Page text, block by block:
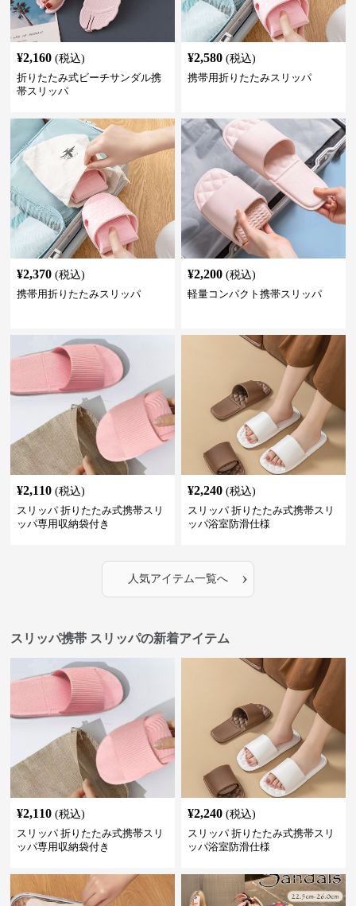
¥2,160 (税込)
折りたたみ式ビーチサンダル携
帯スリッパ
¥2,580 (税込)
携帯用折りたたみスリッパ
¥2,370 (税込)
携帯用折りたたみスリッパ
¥2,200 (税込)
軽量コンパクト携帯スリッパ
¥2,110 (税込)
スリッパ 折りたたみ式携帯スリ
ッパ専用収納袋付き
¥2,240 (税込)
スリッパ 折りたたみ式携帯スリ
ッパ浴室防滑仕様
人気アイテム一覧へ ›
スリッパ携帯 スリッパの新着アイテム
¥2,110 (税込)
スリッパ 折りたたみ式携帯スリ
ッパ専用収納袋付き
¥2,240 (税込)
スリッパ 折りたたみ式携帯スリ
ッパ浴室防滑仕様